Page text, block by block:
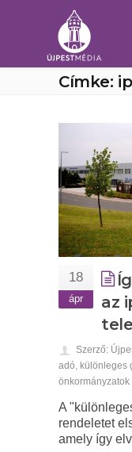
Címke:
18
ápr
az
Szerző:
adó különleges
önkormányzatok
A
rendeletet
amely így